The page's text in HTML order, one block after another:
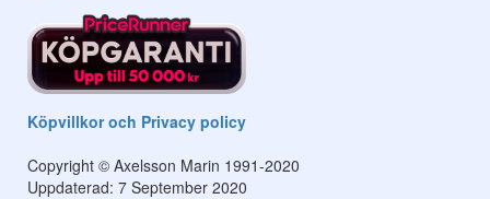
Köpvillkor och Privacy policy
Copyright © Axelsson Marin 1991-2020
Uppdaterad: 7 September 2020